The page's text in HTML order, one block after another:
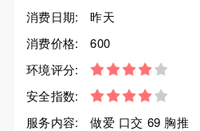
消费日期:
昨天
消费价格:
600
环境评分:
安全指数:
服务内容:
做爱 口交 69 胸推